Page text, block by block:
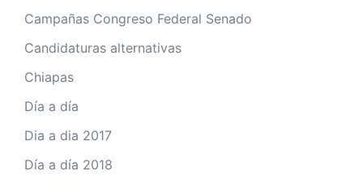
Campañas Congreso Federal Senado
Candidaturas alternativas
Chiapas
Día a día
Dia a dia 2017
Día a día 2018